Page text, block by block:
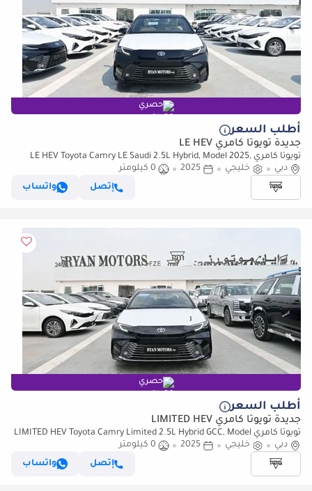
حصري
أطلب السعر
جديدة تويوتا كامري LE HEV
تويوتا كامري LE HEV Toyota Camry LE Saudi 2.5L Hybrid, Model 2025,
Color Black
دبي خليجي 2025
0 كيلومتر
إتصل
واتساب
حصري
أطلب السعر
جديدة تويوتا كامري LIMITED HEV
تويوتا كامري LIMITED HEV Toyota Camry Limited 2.5L Hybrid GCC, Model
2025, Color Black
دبي خليجي 2025
0 كيلومتر
إتصل
واتساب